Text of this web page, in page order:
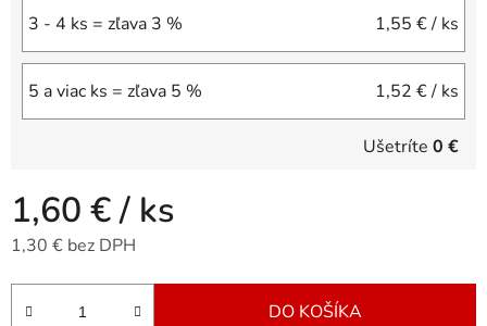
3 - 4 ks = zľava 3 % 1,55 €/ ks
5 a viac ks = zľava 5 % 1,52 €/ ks
Ušetríte 0 €
1,60 €/ ks
1,30 € bez DPH
Jednotková cena:
DO KOŠÍKA